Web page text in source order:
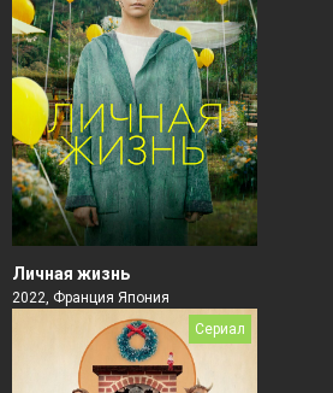
Личная жизнь
2022, Франция Япония
Сериал